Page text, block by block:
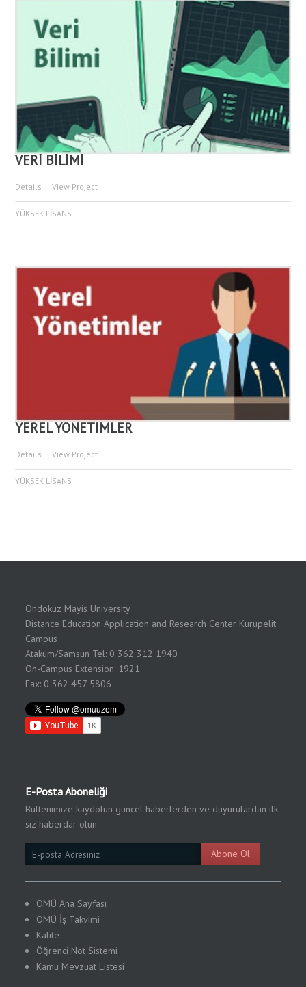
VERİ BİLİMİ
Details View Project
YÜKSEK LİSANS
YEREL YÖNETİMLER
Details View Project
YÜKSEK LİSANS
Ondokuz Mayis University
Distance Education Application and Research Center Kurupelit
Campus
Atakum/Samsun Tel: 0 362 312 1940
On-Campus Extension: 1921
Fax: 0 362 457 5806
E-Posta Aboneliği
Bültenimize kaydolun güncel haberlerden ve duyurulardan ilk
siz haberdar olun.
Email
Subscription Abone Ol
OMÜ Ana Sayfası
OMÜ İş Takvimi
Kalite
Öğrenci Not Sistemi
Kamu Mevzuat Listesi